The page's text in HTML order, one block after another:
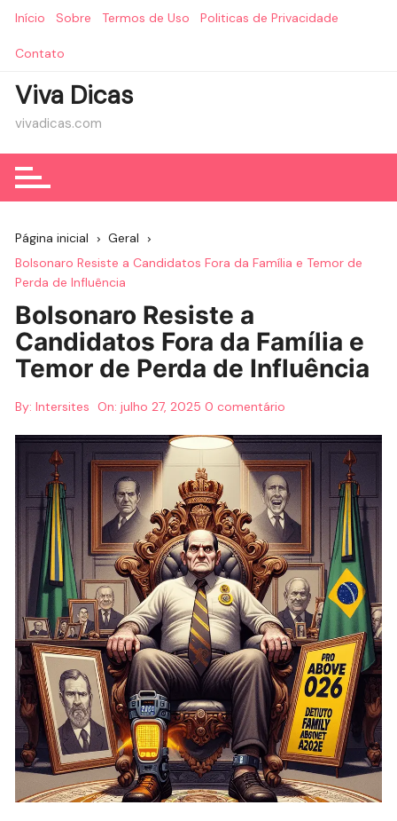
Início Sobre Termos de Uso Politicas de Privacidade
Contato
Viva Dicas
vivadicas.com
Página inicial
Geral
Bolsonaro Resiste a Candidatos Fora da Família e Temor de
Perda de Influência
Bolsonaro Resiste a
Candidatos Fora da Família e
Temor de Perda de Influência
By: Intersites On:julho 27, 2025 0 comentário